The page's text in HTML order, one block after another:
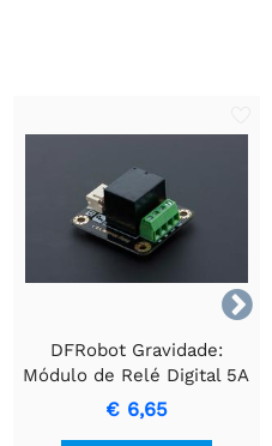

DFRobot Gravidade:
Módulo de Relé Digital 5A
€ 6,65